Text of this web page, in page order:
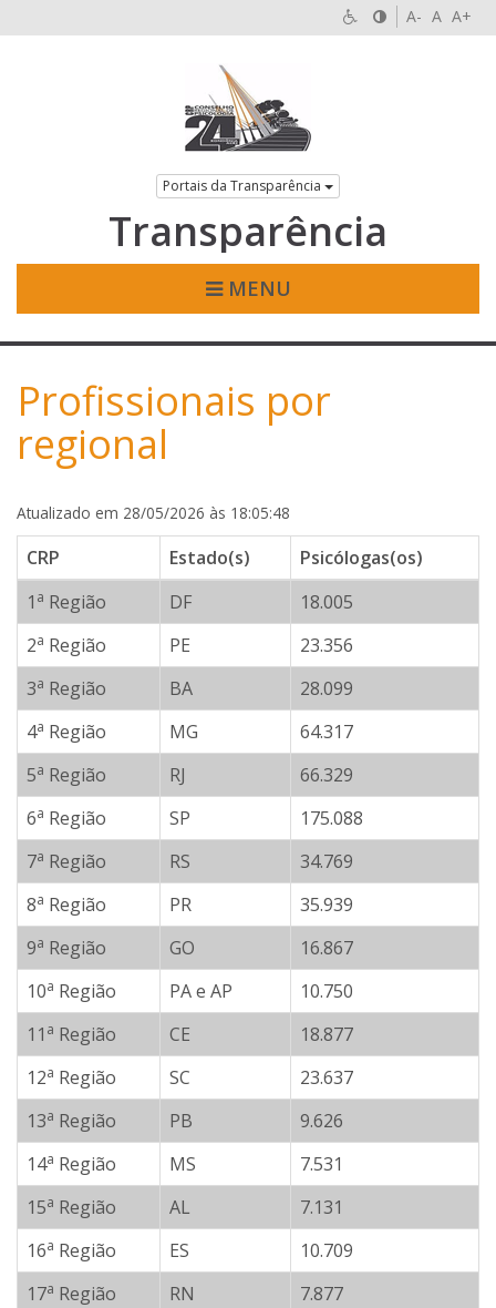
A- A A+
Portais da Transparência
Transparência
MENU
Profissionais por
regional
Atualizado em 28/05/2026 às 18:05:48
CRP Estado(s)
Psicólogas(os)
1 a Região DF
18.005
2a Região PE
23.356
3a Região BA
28.099
4a Região MG
64.317
5a Região RJ
66.329
6a Região SP
175.088
7a Região RS
34.769
8a Região PR
35.939
9a Região GO
16.867
10a Região PA e AP
10.750
11 a Região CE
18.877
12a Região SC
23.637
13a Região PB
9.626
14a Região MS
7.531
15a Região AL
7.131
16a Região ES
10.709
17a Região RN
7.877